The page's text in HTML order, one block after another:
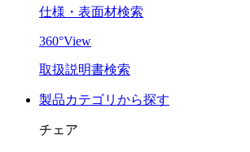
仕様・表面材検索
360°View
取扱説明書検索
製品カテゴリから探す
チェア